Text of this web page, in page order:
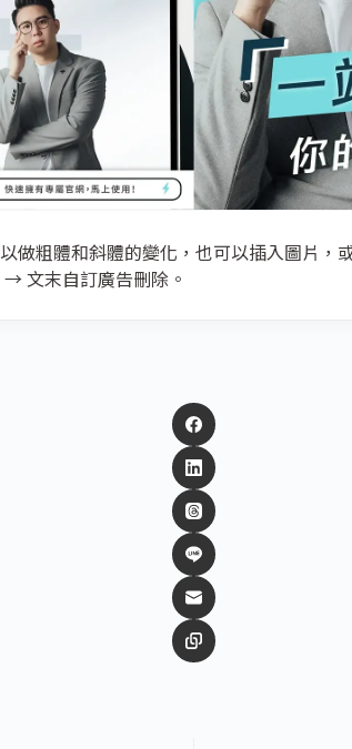
做粗體和斜體的變化，也可以插入圖片，
文末自訂廣告刪除。